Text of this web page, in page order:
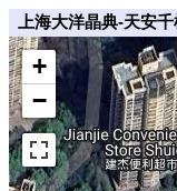
上海大洋晶典-天安千
+
−